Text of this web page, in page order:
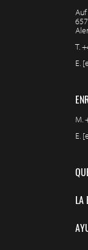
Auf
T.
E.
M.
E.
LA